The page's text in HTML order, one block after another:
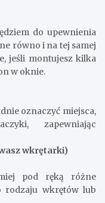
do upewnienia
równo i na tej samej
jeśli montujesz kilka
w oknie.
oznaczyć miejsca,
zapewniając
wkrętarki)
pod ręką różne
rodzaju wkrętów lub